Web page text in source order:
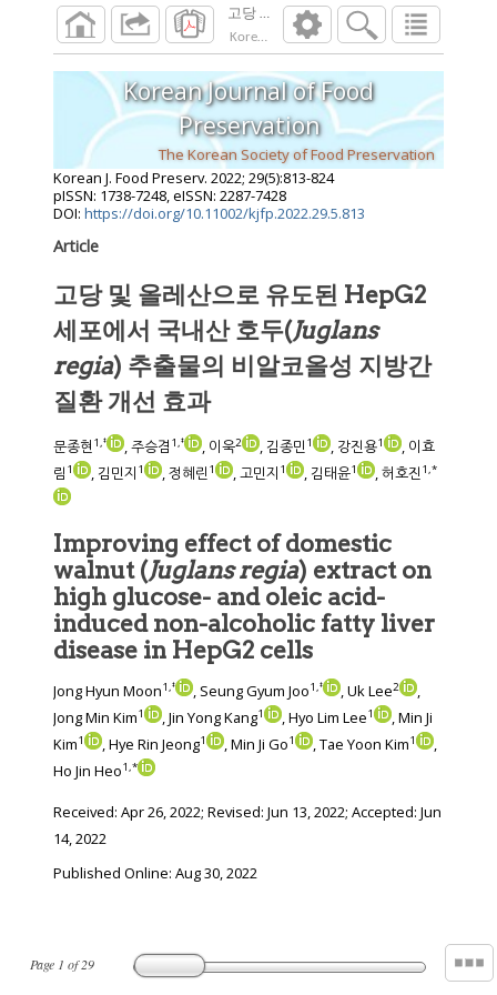
Korean J. Food Preserv. 2022 ;29( ):
Page 1 of29
Korean Journal of Food
Preservation
The Korean Society of Food Preservation
Korean J. Food Preserv. 2022; 29(5):813-824
pISSN: 1738-7248, eISSN: 2287-7428
DOI: https://doi.org/10.11002/kjfp.2022.29.5.813
Article
고당 및 올레산으로 유도된 HepG2
세포에서 국내산 호두(Juglans
regia) 추출물의 비알코올성 지방간
질환 개선 효과
문종현 1,‡ , 주승겸 1,‡ , 이욱2 , 김종민 1 , 강진용1
, 이효
림 1 , 김민지 1 , 정혜린 1 , 고민지 1 , 김태윤1 , 허호진 1,*
Improving effect of domestic
walnut (
Juglans regia) extract on
high glucose- and oleic acid-
induced non-alcoholic fatty liver
disease in HepG2 cells
Jong Hyun Moon1,‡ , Seung Gyum Joo1,‡ , Uk Lee2
,
Jong Min Kim1 , Jin Yong Kang1 , Hyo Lim Lee1
, Min Ji
Kim1 , Hye Rin Jeong1 , Min Ji Go1 , Tae Yoon Kim1
,
Ho Jin Heo1,*
Received: Apr 26, 2022; Revised: Jun 13, 2022; Accepted: Jun
14, 2022
Published Online: Aug 30, 2022